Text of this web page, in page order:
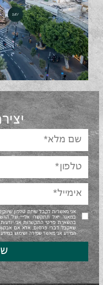
אני מאשר/ת לקבל שיחת טלפון
במאגר "אל תתקשרו אליי" של
בהשארת פרטי התקשרות אני יודע/ת
שאקבל דברי פרסום, אלא אם
המידע אני מאשר שמירה ושימוש